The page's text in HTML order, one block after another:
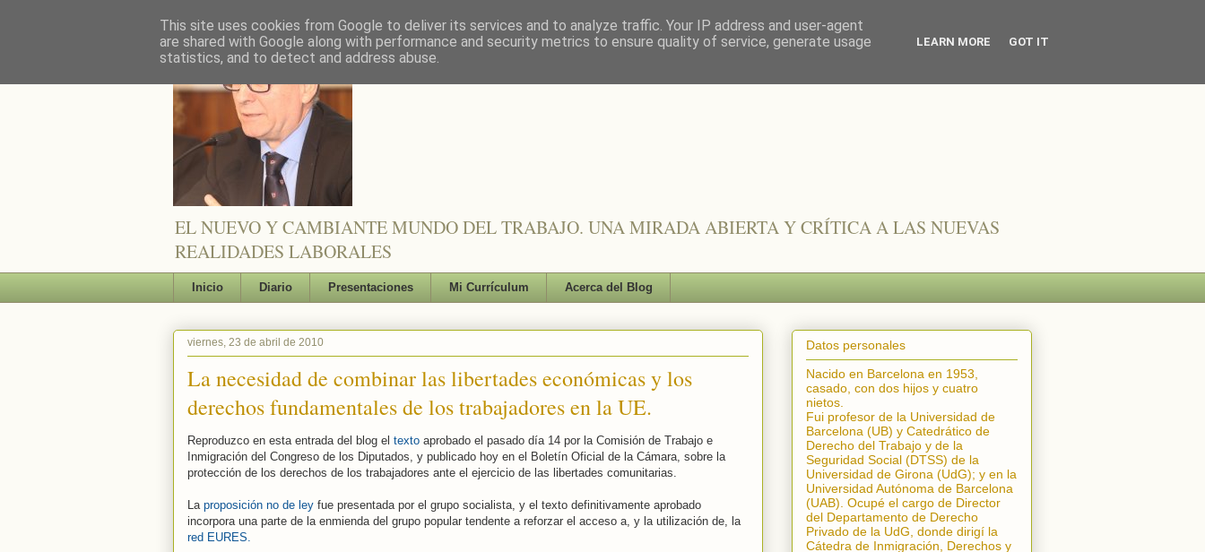
EL NUEVO Y CAMBIANTE MUNDO DEL TRABAJO. UNA MIRADA ABIERTA Y CRÍTICA A LAS NUEVAS
REALIDADES LABORALES
Inicio Diario Presentaciones Mi Currículum Acerca del Blog
viernes, 23 de abril de 2010
La necesidad de combinar las libertades económicas y los
derechos fundamentales de los trabajadores en la UE.
Reproduzco en esta entrada del blog el texto aprobado el pasado día 14 por la Comisión de Trabajo e
Inmigración del Congreso de los Diputados, y publicado hoy en el Boletín Oficial de la Cámara, sobre la
protección de los derechos de los trabajadores ante el ejercicio de las libertades comunitarias.
La proposición no de ley fue presentada por el grupo socialista, y el texto definitivamente aprobado
incorpora una parte de la enmienda del grupo popular tendente a reforzar el acceso a, y la utilización de, la
red EURES.
Datos personales
Nacido en Barcelona en 1953,
casado, con dos hijos y cuatro
nietos.
Fui profesor de la Universidad de
Barcelona (UB) y Catedrático de
Derecho del Trabajo y de la
Seguridad Social (DTSS) de la
Universidad de Girona (UdG); y en la
Universidad Autónoma de Barcelona
(UAB). Ocupé el cargo de Director
del Departamento de Derecho
Privado de la UdG, donde dirigí la
Cátedra de Inmigración, Derechos y
This site uses cookies from Google to deliver its services and to analyze traffic. Your IP address and user-agent
are shared with Google along with performance and security metrics to ensure quality of service, generate usage
statistics, and to detect and address abuse.
LEARN MORE GOT IT